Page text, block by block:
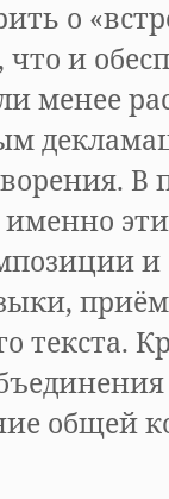
о
и
менее
В
и
текста.
общей